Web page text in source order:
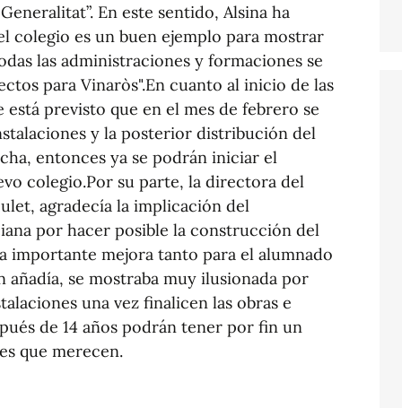
En este sentido, Alsina ha
colegio es un buen ejemplo para mostrar
las administraciones y formaciones se
para Vinaròs".En cuanto al inicio de las
está previsto que en el mes de febrero se
y la posterior distribución del
entonces ya se podrán iniciar el
colegio.Por su parte, la directora del
agradecía la implicación del
por hacer posible la construcción del
importante mejora tanto para el alumnado
añadía, se mostraba muy ilusionada por
una vez finalicen las obras e
de 14 años podrán tener por fin un
que merecen.